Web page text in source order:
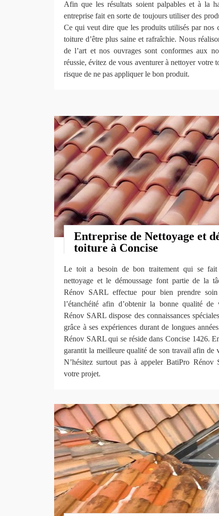
Afin que les résultats soient palpables et à la
entreprise fait en sorte de toujours utiliser des
Ce qui veut dire que les produits utilisés par nos
toiture d’être plus saine et rafraîchie. Nous
de l’art et nos ouvrages sont conformes aux
réussie, évitez de vous aventurer à nettoyer votre
risque de ne pas appliquer le bon produit.
Entreprise de Nettoyage et
toiture à Concise
Le toit a besoin de bon traitement qui se fait
nettoyage et le démoussage font partie de la
Rénov SARL effectue pour bien prendre
l’étanchéité afin d’obtenir la bonne qualité
Rénov SARL dispose des connaissances
grâce à ses expériences durant de longues
Rénov SARL qui se réside dans Concise 1426.
garantit la meilleure qualité de son travail afin de
N’hésitez surtout pas à appeler BatiPro
votre projet.